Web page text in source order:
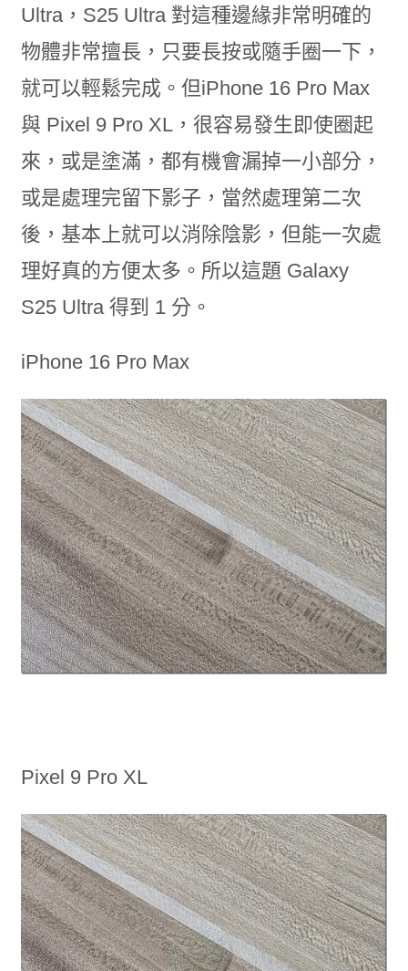
Ultra，S25 Ultra 對這種邊緣非常明確的
物體非常擅長，只要長按或隨手圈一下，
就可以輕鬆完成。但iPhone 16 Pro Max
與 Pixel 9 Pro XL，很容易發生即使圈起
來，或是塗滿，都有機會漏掉一小部分，
或是處理完留下影子，當然處理第二次
後，基本上就可以消除陰影，但能一次處
理好真的方便太多。所以這題 Galaxy
S25 Ultra 得到 1 分。
iPhone 16 Pro Max
Pixel 9 Pro XL